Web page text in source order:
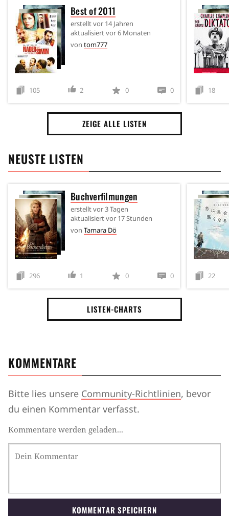
Best of 2011
erstelltvor 14 Jahren
aktualisiertvor 6 Monaten
von tom777
105 2 0 0 18
ZEIGE ALLE LISTEN
NEUSTE LISTEN
Buchverfilmungen
erstelltvor 3 Tagen
aktualisiertvor 17 Stunden
von Tamara Dö
296 1 0 0 22
LISTEN-CHARTS
KOMMENTARE
Bitte lies unsere Community-Richtlinien, bevor
du einen Kommentar verfasst.
Kommentare werden geladen...
KOMMENTAR SPEICHERN